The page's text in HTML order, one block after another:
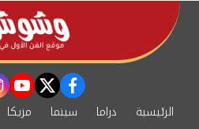
facebook
twitter
الرئيسية دراما سينما مزيكا